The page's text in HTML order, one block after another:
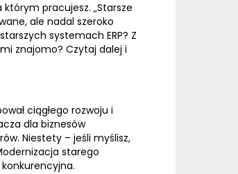
pracujesz. „Starsze
ale nadal szeroko
systemach ERP? Z
znajomo? Czytaj dalej i
ciągłego rozwoju i
dla biznesów
Niestety – jeśli myślisz,
starego